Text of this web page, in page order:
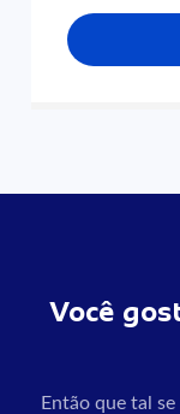
Você
Então que tal